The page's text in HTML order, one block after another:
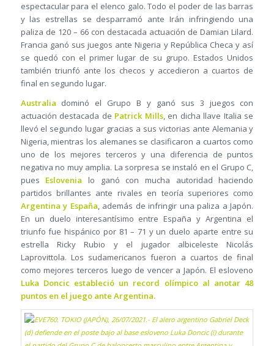
espectacular para el elenco galo. Todo el poder de las barras
y las estrellas se desparramó ante Irán infringiendo una
paliza de 120 – 66 con destacada actuación de Damian Lilard.
Francia ganó sus juegos ante Nigeria y República Checa y así
se quedó con el primer lugar de su grupo. Estados Unidos
también triunfó ante los checos y accedieron a cuartos de
final en segundo lugar.
Australia dominó el Grupo B y ganó sus 3 juegos con
actuación destacada de Patrick Mills, en dicha llave Italia se
llevó el segundo lugar gracias a sus victorias ante Alemania y
Nigeria, mientras los alemanes se clasificaron a cuartos como
uno de los mejores terceros y una diferencia de puntos
negativa no muy amplia. La sorpresa se instaló en el Grupo C,
pues Eslovenia lo ganó con mucha autoridad haciendo
partidos brillantes ante rivales en teoría superiores como
Argentina y España, además de infringir una paliza a Japón.
En un duelo interesantísimo entre España y Argentina el
triunfo fue hispánico por 81 – 71 y un duelo aparte entre su
estrella Ricky Rubio y el jugador albiceleste Nicolás
Laprovittola. Los sudamericanos fueron a cuartos de final
como mejores terceros luego de vencer a Japón. El esloveno
Luka Doncic estableció un record olímpico al anotar 48
puntos en el juego ante Argentina.